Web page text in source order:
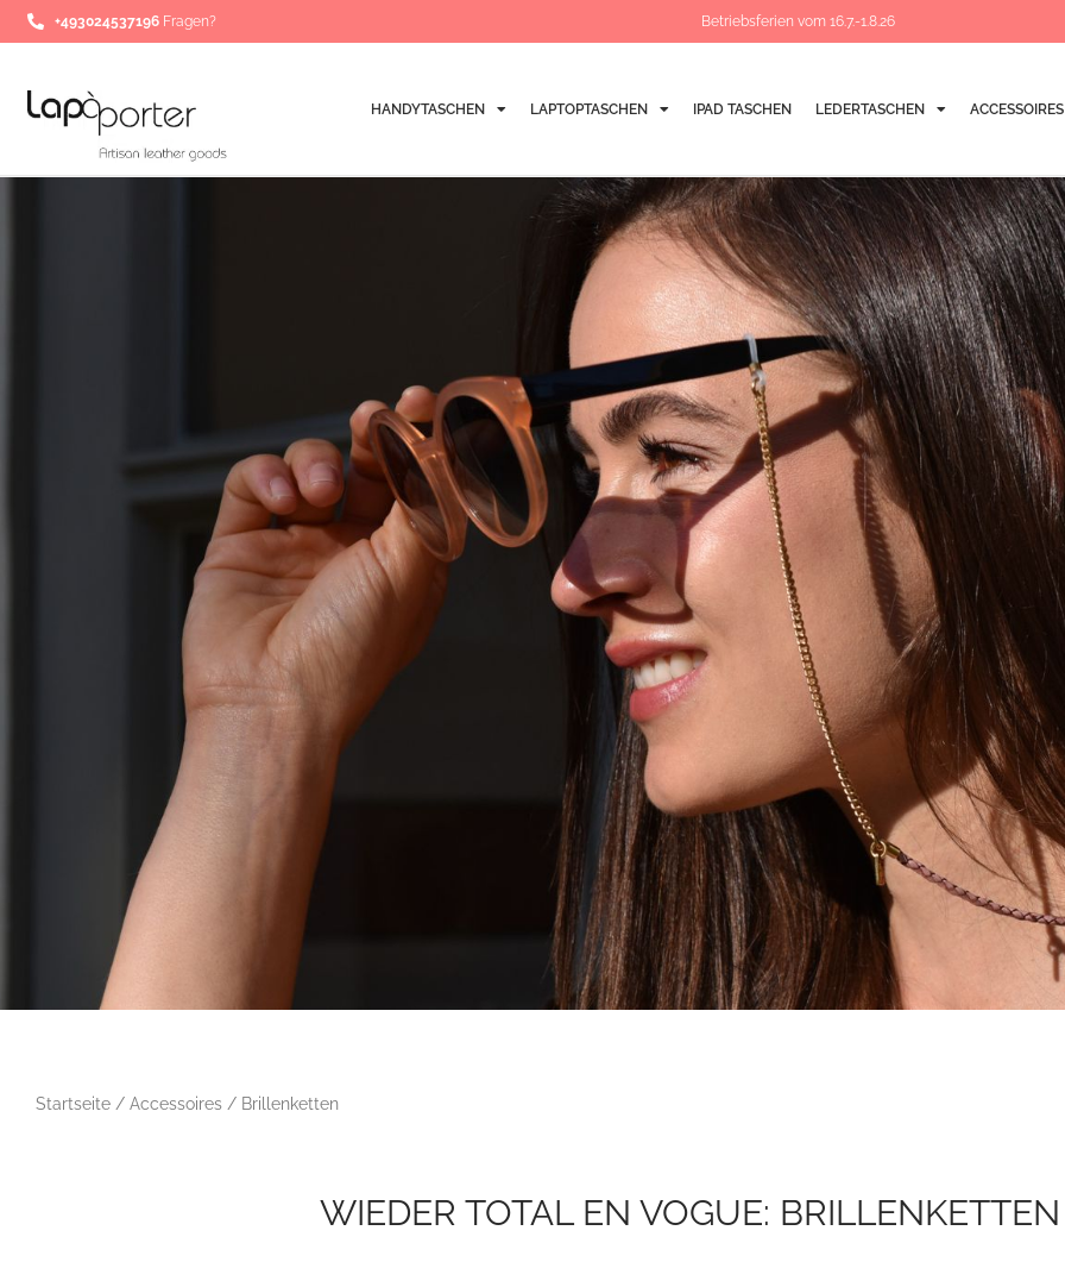
Zum
Inhalt
+493024537196 Fragen? Betriebsferien vom 16.7.-1.8.26
HANDYTASCHEN LAPTOPTASCHEN IPAD TASCHEN LEDERTASCHEN ACCESSOIRES
Startseite / Accessoires / Brillenketten
WIEDER TOTAL EN VOGUE: BRILLENKETTEN